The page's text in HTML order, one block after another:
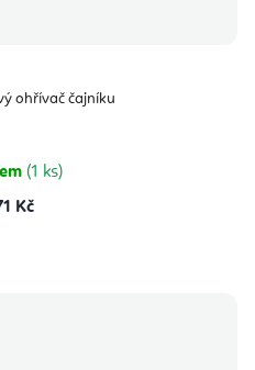
ohřívač čajníku
(1 ks)
Kč